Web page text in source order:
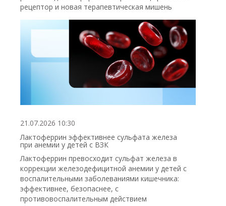
рецептор и новая терапевтическая мишень
21.07.2026 10:30
Лактоферрин эффективнее сульфата железа
при анемии у детей с ВЗК
Лактоферрин превосходит сульфат железа в
коррекции железодефицитной анемии у детей с
воспалительными заболеваниями кишечника:
эффективнее, безопаснее, с
противовоспалительным действием